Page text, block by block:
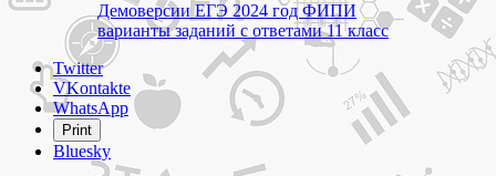
Демоверсии ЕГЭ 2024 год ФИПИ
варианты заданий с ответами 11 класс
Share
post
"Демоверсия
ЕГЭ
Twitter
VKontakte
WhatsApp
Print
Bluesky